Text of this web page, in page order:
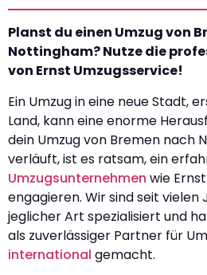
Planst du einen Umzug von
Nottingham? Nutze die
von Ernst Umzugsservice!
Ein Umzug in eine neue Stadt,
Land, kann eine enorme
dein Umzug von Bremen nach
verläuft, ist es ratsam, ein
Umzugsunternehmen wie
engagieren. Wir sind seit vielen
jeglicher Art spezialisiert und
als zuverlässiger Partner für
international gemacht.